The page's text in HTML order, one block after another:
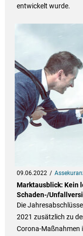
entwickelt wurde.
09.06.2022
Marktausblick: Kein
Schaden-/
Die
2021 zusätzlich zu
Corona-Maßnahmen